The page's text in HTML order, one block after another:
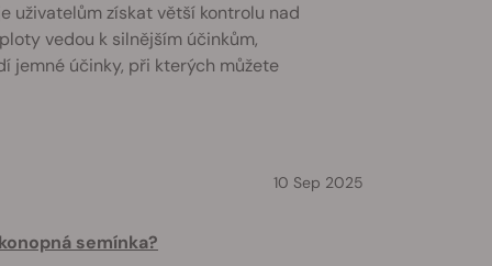
uživatelům získat větší kontrolu nad
vedou k silnějším účinkům,
jemné účinky, při kterých můžete
10 Sep 2025
semínka?